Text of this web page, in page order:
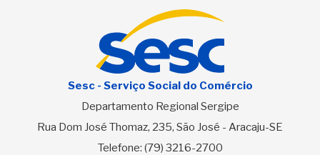
Sesc - Serviço Social do Comércio
Departamento Regional Sergipe
Rua Dom José Thomaz, 235, São José - Aracaju-SE
Telefone: (79) 3216-2700